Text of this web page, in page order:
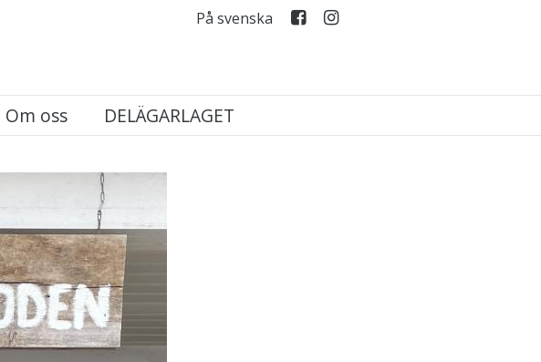
På svenska
Om oss DELÄGARLAGET